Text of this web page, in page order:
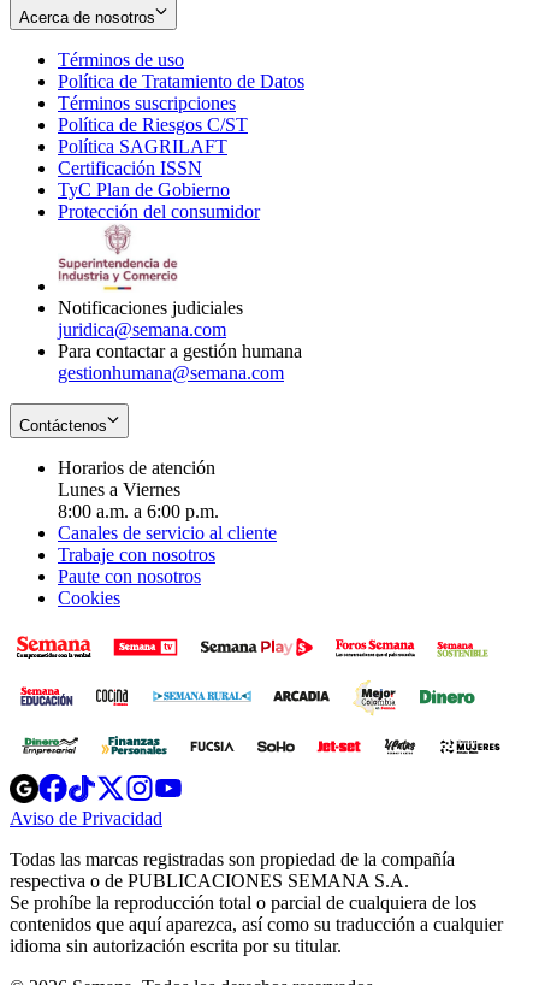
Acerca de nosotros
Términos de uso
in
new
window
Política de Tratamiento de Datos
Términos suscripciones
in
Política de Riesgos C/ST
Política SAGRILAFT
new
window
Certificación ISSN
in
new
TyC Plan de Gobierno
in
Protección del consumidorOpens
Notificaciones judiciales
juridica@semana.com
Para contactar a gestión humana
gestionhumana@semana.com
Contáctenos
Horarios de atención
Lunes a Viernes
8:00 a.m. a 6:00 p.m.
Canales de servicio al cliente
Trabaje con nosotros
Paute con nosotros
Cookies
Opens
in
new
Opens
in
new
Opens
in
new
window
Opens
new
windowwindow
Aviso de Privacidad
new
window
Todas las marcas registradas son propiedad de la compañía
respectiva o de PUBLICACIONES SEMANA S.A.
Se prohíbe la reproducción total o parcial de cualquiera de los
contenidos que aquí aparezca, así como su traducción a cualquier
idioma sin autorización escrita por su titular.